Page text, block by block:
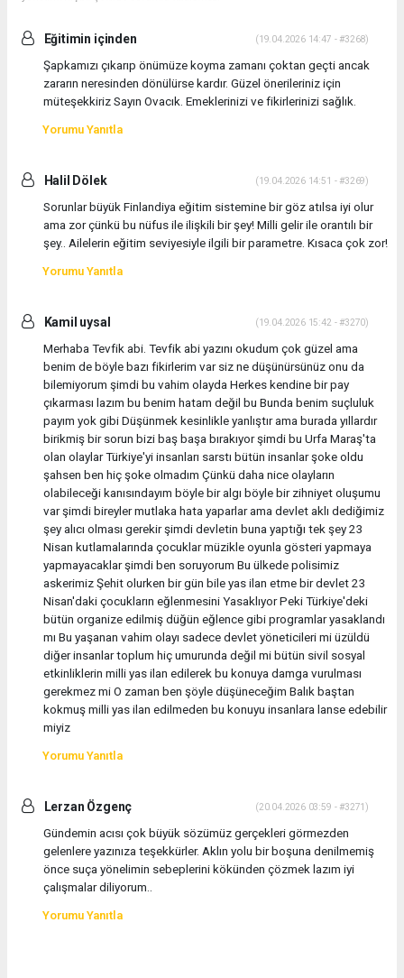
Eğitimin içinden (19.04.2026 14:47 - #3268)
Şapkamızı çıkarıp önümüze koyma zamanı çoktan geçti ancak
zararın neresinden dönülürse kardır. Güzel önerileriniz için
müteşekkiriz Sayın Ovacık. Emeklerinizi ve fikirlerinizi sağlık.
Yorumu Yanıtla
Halil Dölek (19.04.2026 14:51 - #3269)
Sorunlar büyük Finlandiya eğitim sistemine bir göz atılsa iyi olur
ama zor çünkü bu nüfus ile ilişkili bir şey! Milli gelir ile orantılı bir
şey.. Ailelerin eğitim seviyesiyle ilgili bir parametre. Kısaca çok zor!
Yorumu Yanıtla
Kamil uysal (19.04.2026 15:42 - #3270)
Merhaba Tevfik abi. Tevfik abi yazını okudum çok güzel ama
benim de böyle bazı fikirlerim var siz ne düşünürsünüz onu da
bilemiyorum şimdi bu vahim olayda Herkes kendine bir pay
çıkarması lazım bu benim hatam değil bu Bunda benim suçluluk
payım yok gibi Düşünmek kesinlikle yanlıştır ama burada yıllardır
birikmiş bir sorun bizi baş başa bırakıyor şimdi bu Urfa Maraş'ta
olan olaylar Türkiye'yi insanları sarstı bütün insanlar şoke oldu
şahsen ben hiç şoke olmadım Çünkü daha nice olayların
olabileceği kanısındayım böyle bir algı böyle bir zihniyet oluşumu
var şimdi bireyler mutlaka hata yaparlar ama devlet aklı dediğimiz
şey alıcı olması gerekir şimdi devletin buna yaptığı tek şey 23
Nisan kutlamalarında çocuklar müzikle oyunla gösteri yapmaya
yapmayacaklar şimdi ben soruyorum Bu ülkede polisimiz
askerimiz Şehit olurken bir gün bile yas ilan etme bir devlet 23
Nisan'daki çocukların eğlenmesini Yasaklıyor Peki Türkiye'deki
bütün organize edilmiş düğün eğlence gibi programlar yasaklandı
mı Bu yaşanan vahim olayı sadece devlet yöneticileri mi üzüldü
diğer insanlar toplum hiç umurunda değil mi bütün sivil sosyal
etkinliklerin milli yas ilan edilerek bu konuya damga vurulması
gerekmez mi O zaman ben şöyle düşüneceğim Balık baştan
kokmuş milli yas ilan edilmeden bu konuyu insanlara lanse edebilir
miyiz
Yorumu Yanıtla
Lerzan Özgenç (20.04.2026 03:59 - #3271)
Gündemin acısı çok büyük sözümüz gerçekleri görmezden
gelenlere yazınıza teşekkürler. Aklın yolu bir boşuna denilmemiş
önce suça yönelimin sebeplerini kökünden çözmek lazım iyi
çalışmalar diliyorum..
Yorumu Yanıtla